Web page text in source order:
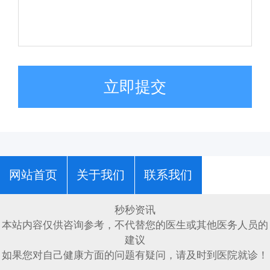
立即提交
网站首页 关于我们 联系我们
秒秒资讯
本站内容仅供咨询参考，不代替您的医生或其他医务人员的
建议
如果您对自己健康方面的问题有疑问，请及时到医院就诊！